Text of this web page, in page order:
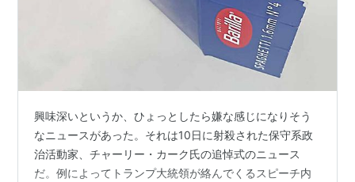
興味深いというか、ひょっとしたら嫌な感じになりそう
なニュースがあった。それは10日に射殺された保守系政
治活動家、チャーリー・カーク氏の追悼式のニュース
だ。例によってトランプ大統領が絡んでくるスピーチ内